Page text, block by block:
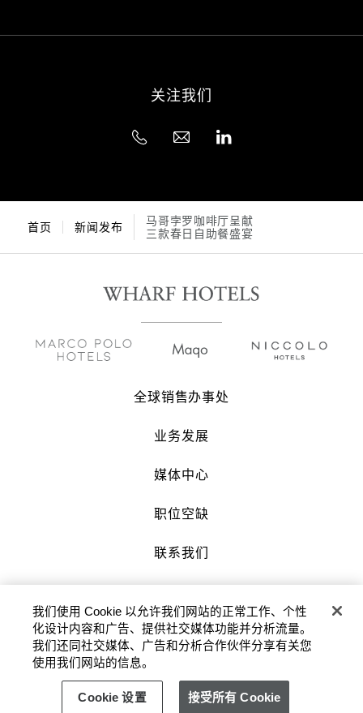
关注我们
首页 新闻发布
马哥孛罗咖啡厅呈献
三款春日自助餐盛宴
全球销售办事处
业务发展
媒体中心
职位空缺
联系我们
沪公网安备 31010602007034号 |
沪ICP备2022002871号-3
版权及原稿 2026 © 九龙仓酒店保留一切权
利。
我们使用 Cookie 以允许我们网站的正常工作、个性
化设计内容和广告、提供社交媒体功能并分析流量。
我们还同社交媒体、广告和分析合作伙伴分享有关您
使用我们网站的信息。
Cookie 设置 接受所有 Cookie